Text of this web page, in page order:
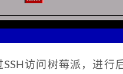
SSH访问树莓派，进